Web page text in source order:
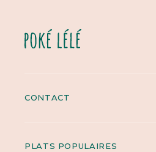
CONTACT
PLATS POPULAIRES